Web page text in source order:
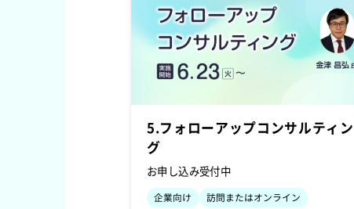
5.フォローアップコンサルティン
グ
お申し込み受付中
企業向け 訪問またはオンライン